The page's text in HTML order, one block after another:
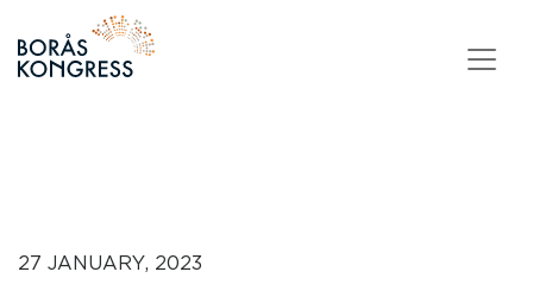
Skip to content
27 JANUARY, 2023